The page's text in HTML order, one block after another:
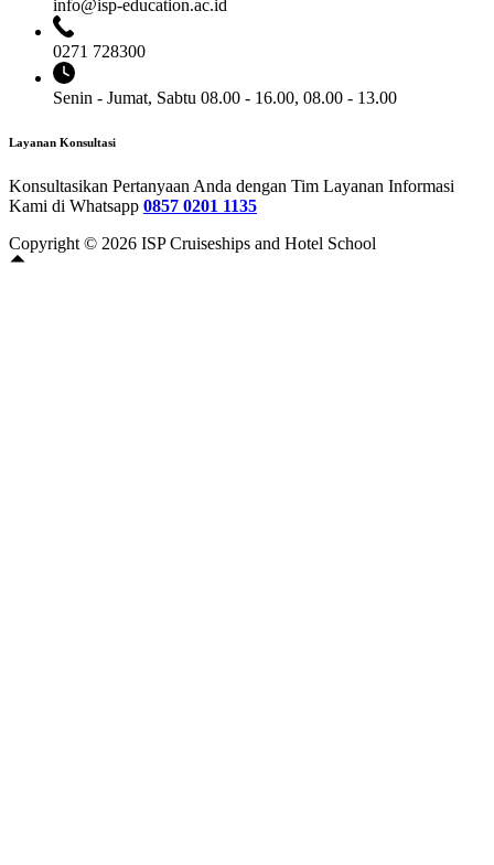
info@isp-education.ac.id
0271 728300
Senin - Jumat, Sabtu 08.00 - 16.00, 08.00 - 13.00
Layanan Konsultasi
Konsultasikan Pertanyaan Anda dengan Tim Layanan Informasi
Kami di Whatsapp 0857 0201 1135
Copyright © 2026 ISP Cruiseships and Hotel School